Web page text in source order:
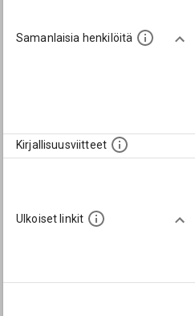
Samanlaisia henkilöitä
Kirjallisuusviitteet
Ulkoiset linkit